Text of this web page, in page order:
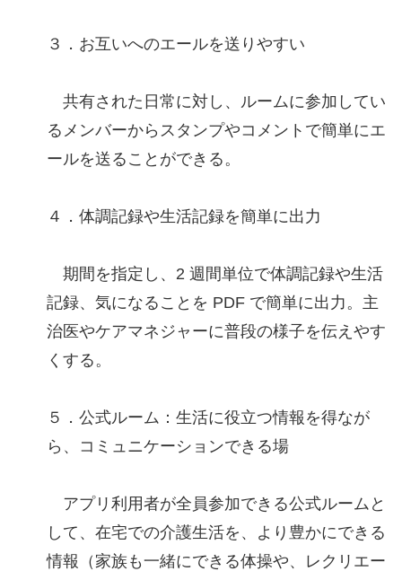
３．お互いへのエールを送りやすい
共有された日常に対し、ルームに参加してい
るメンバーからスタンプやコメントで簡単にエ
ールを送ることができる。
４．体調記録や生活記録を簡単に出力
期間を指定し、2 週間単位で体調記録や生活
記録、気になることを PDF で簡単に出力。主
治医やケアマネジャーに普段の様子を伝えやす
くする。
５．公式ルーム：生活に役立つ情報を得なが
ら、コミュニケーションできる場
アプリ利用者が全員参加できる公式ルームと
して、在宅での介護生活を、より豊かにできる
情報（家族も一緒にできる体操や、レクリエー